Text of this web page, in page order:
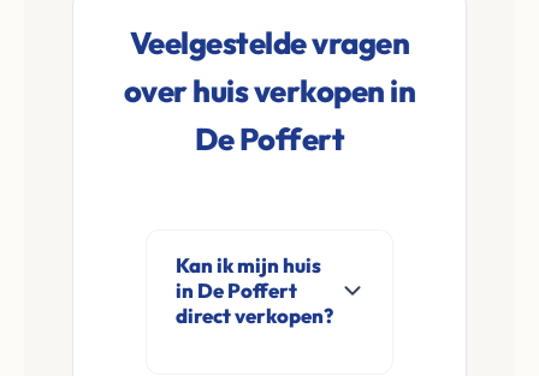
Veelgestelde vragen
over huis verkopen in
De Poffert
Kan ik mijn huis
in De Poffert
direct verkopen?